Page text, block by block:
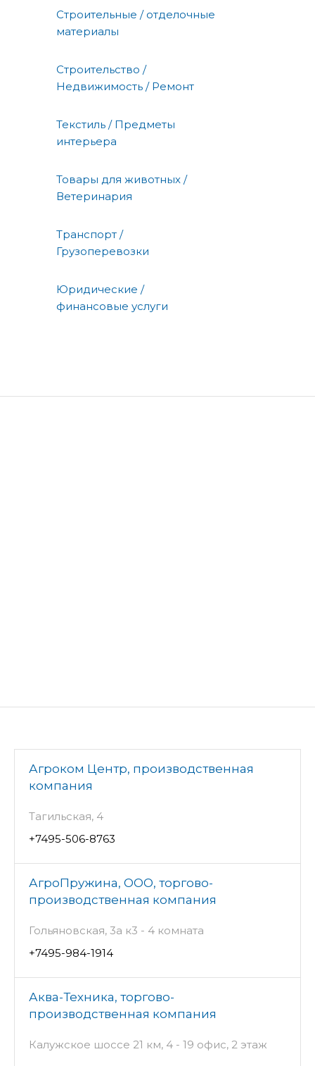
Строительные / отделочные
материалы
Строительство /
Недвижимость / Ремонт
Текстиль / Предметы
интерьера
Товары для животных /
Ветеринария
Транспорт /
Грузоперевозки
Юридические /
финансовые услуги
Агроком Центр, производственная
компания
Тагильская, 4
+7495-506-8763
АгроПружина, ООО, торгово-
производственная компания
Гольяновская, 3а к3 - 4 комната
+7495-984-1914
Аква-Техника, торгово-
производственная компания
Калужское шоссе 21 км, 4 - 19 офис, 2 этаж